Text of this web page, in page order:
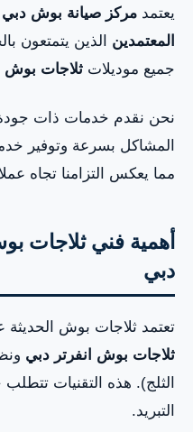
خلاصة: ضمان التبريد
الأسئلة المتكررة
دبي
يعتمد مركز صيانة بوش دبي
المعتمدين الذين يتمتعون
جميع موديلات ثلاجات بوش
نحن نقدم خدمات ذات
المشاكل بسرعة وتوفير
مما يعكس التزامنا تجاه
أهمية فني ثلاجات
دبي
تعتمد ثلاجات بوش
ثلاجات بوش انفرتر دبي
الثلج). هذه التقنيات
التبريد.